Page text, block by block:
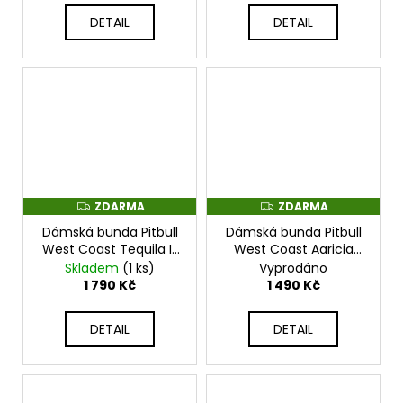
DETAIL DETAIL
Z
D
A
R
M
A
ZDARMA
Dámská bunda Pitbull
West Coast Tequila III
- černá -
PWC_TEQUILA_BLK
Skladem (1 ks)
1 790 Kč
DETAIL
Z
D
A
R
M
A
ZDARMA
Dámská bunda Pitbull
West Coast Aaricia
Hilltop - červená -
PWC_ARICIAHILLTOP_RED
Vyprodáno
1 490 Kč
DETAIL